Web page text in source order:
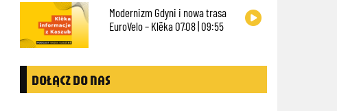
Modernizm Gdyni i nowa trasa
EuroVelo – Klëka 07.08 | 09:55
DOŁĄCZ DO NAS